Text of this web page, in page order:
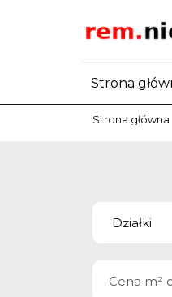
Strona
Strona główna